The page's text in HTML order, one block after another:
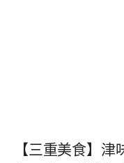
【三重美食】